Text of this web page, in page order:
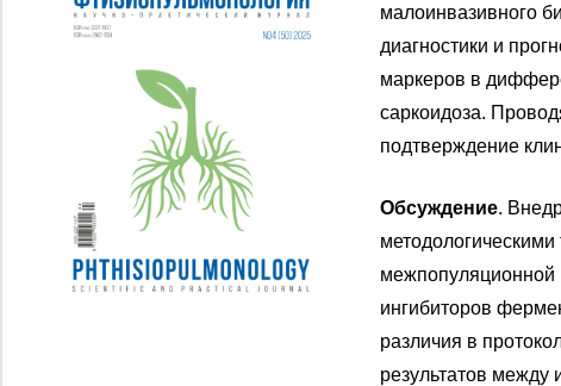
малоинвазивного
диагностики и
маркеров в
саркоидоза.
подтверждение
Обсуждение.
межпопуляционной
ингибиторов
различия в
результатов между